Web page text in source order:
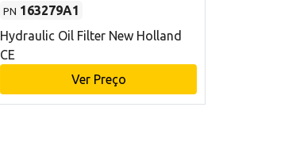
PN 163279A1
Hydraulic Oil Filter New Holland
CE
Ver Preço